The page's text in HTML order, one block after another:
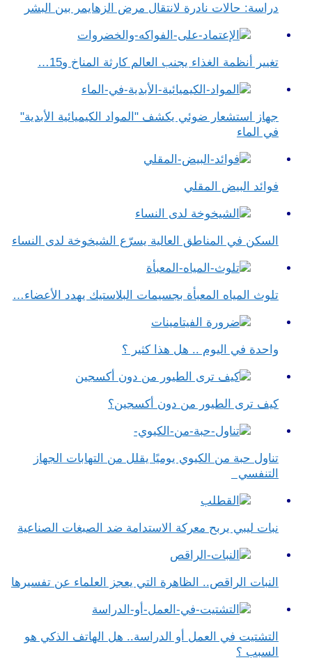
دراسة: حالات نادرة لانتقال مرض الزهايمر بين البشر
تغيير أنظمة الغذاء يجنب العالم كارثة المناخ و15…
جهاز استشعار ضوئي يكشف "المواد الكيميائية الأبدية"
في الماء
فوائد البيض المقلي
السكن في المناطق العالية يسرّع الشيخوخة لدى النساء
تلوث المياه المعبأة بجسيمات البلاستيك يهدد الأعضاء…
واحدة في اليوم .. هل هذا كثير ؟
كيف ترى الطيور من دون أكسجين؟
تناول حبة من الكيوي يوميًا يقلل من التهابات الجهاز
التنفسي
نبات ليبي يربح معركة الاستدامة ضد الصبغات الصناعية
النبات الراقص.. الظاهرة التي يعجز العلماء عن تفسيرها
التشتيت في العمل أو الدراسة.. هل الهاتف الذكي هو
السبب ؟